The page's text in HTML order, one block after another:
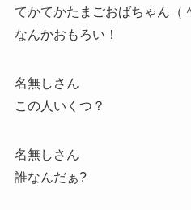
てかてかたまごおばちゃん（
なんかおもろい！
名無しさん
この人いくつ？
名無しさん
誰なんだぁ?